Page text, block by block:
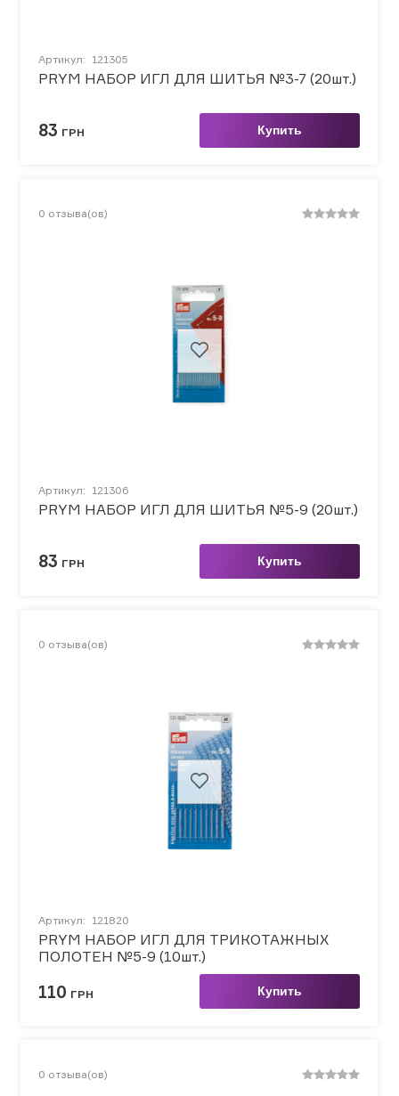
Артикул: 121305
PRYM НАБОР ИГЛ ДЛЯ ШИТЬЯ №3-7 (20шт.)
83 ГРН Купить
0 отзыва(ов)
Артикул: 121306
PRYM НАБОР ИГЛ ДЛЯ ШИТЬЯ №5-9 (20шт.)
83 ГРН Купить
0 отзыва(ов)
Артикул: 121820
PRYM НАБОР ИГЛ ДЛЯ ТРИКОТАЖНЫХ
ПОЛОТЕН №5-9 (10шт.)
110 ГРН Купить
0 отзыва(ов)